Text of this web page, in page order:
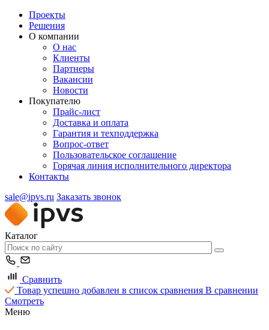
Проекты
Решения
О компании
О нас
Клиенты
Партнеры
Вакансии
Новости
Покупателю
Прайс-лист
Доставка и оплата
Гарантия и техподдержка
Вопрос-ответ
Пользовательское соглашение
Горячая линия исполнительного директора
Контакты
sale@ipvs.ru Заказать звонок
Каталог
Сравнить
Товар успешно добавлен в список сравнения В сравнении
Смотреть
Меню